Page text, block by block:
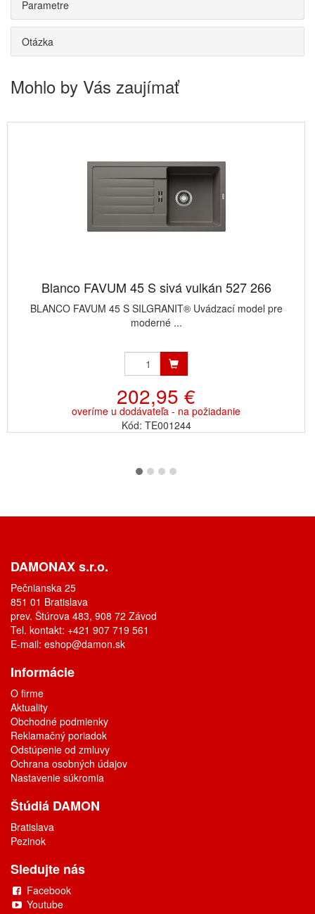
Parametre
Otázka
Mohlo by Vás zaujímať
Blanco FAVUM 45 S sivá vulkán 527 266
BLANCO FAVUM 45 S SILGRANIT® Uvádzací model pre
moderné ...
202,95 €
overíme u dodávateľa - na požiadanie
Kód: TE001244
DAMONAX s.r.o.
Pečnianska 25
851 01 Bratislava
prev. Štúrova 483, 908 72 Závod
Tel. kontakt: +421 907 719 561
E-mail: eshop@damon.sk
Informácie
O firme
Aktuality
Obchodné podmienky
Reklamačný poriadok
Odstúpenie od zmluvy
Ochrana osobných údajov
Nastavenie súkromia
Štúdiá DAMON
Bratislava
Pezinok
Sledujte nás
Facebook
Youtube